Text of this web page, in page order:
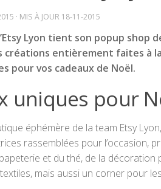
· MIS À JOUR 18-11-2015
Lyon tient son popup shop
entièrement faites à
pour vos cadeaux de Noël.
uniques pour
éphémère de la team Etsy
rassemblées pour
et du thé, de la
mais aussi un corner pour